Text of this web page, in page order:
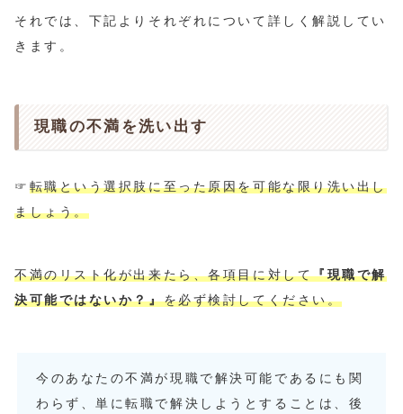
それでは、下記よりそれぞれについて詳しく解説してい
きます。
現職の不満を洗い出す
☞ 転職という選択肢に至った原因を可能な限り洗い出し
ましょう。
不満のリスト化が出来たら、各項目に対して『現職で解
決可能ではないか？』を必ず検討してください。
今のあなたの不満が現職で解決可能であるにも関
わらず、単に転職で解決しようとすることは、後